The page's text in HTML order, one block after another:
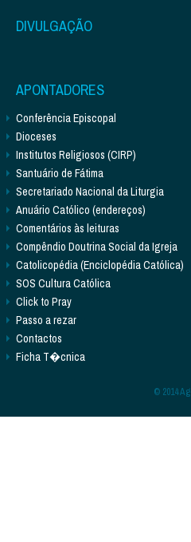
DIVULGAÇÃO
APONTADORES
Conferência Episcopal
Dioceses
Institutos Religiosos (CIRP)
Santuário de Fátima
Secretariado Nacional da Liturgia
Anuário Católico (endereços)
Comentários às leituras
Compêndio Doutrina Social da Igreja
Catolicopédia (Enciclopédia Católica)
SOS Cultura Católica
Click to Pray
Passo a rezar
Contactos
Ficha T�cnica
© 2014